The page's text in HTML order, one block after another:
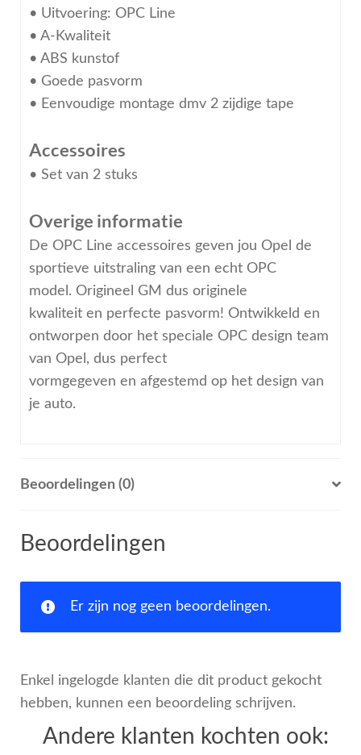
• Uitvoering: OPC Line
• A-Kwaliteit
• ABS kunstof
• Goede pasvorm
• Eenvoudige montage dmv 2 zijdige tape
Accessoires
• Set van 2 stuks
Overige informatie
De OPC Line accessoires geven jou Opel de
sportieve uitstraling van een echt OPC
model. Origineel GM dus originele
kwaliteit en perfecte pasvorm! Ontwikkeld en
ontworpen door het speciale OPC design team
van Opel, dus perfect
vormgegeven en afgestemd op het design van
je auto.
Beoordelingen (0)
Beoordelingen
Er zijn nog geen beoordelingen.
Enkel ingelogde klanten die dit product gekocht
hebben, kunnen een beoordeling schrijven.
Andere klanten kochten ook: